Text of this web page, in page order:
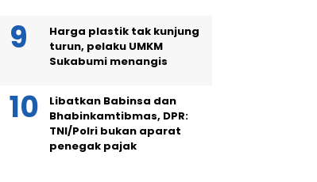
Harga plastik tak kunjung
turun, pelaku UMKM
Sukabumi menangis
Libatkan Babinsa dan
Bhabinkamtibmas, DPR:
TNI/Polri bukan aparat
penegak pajak